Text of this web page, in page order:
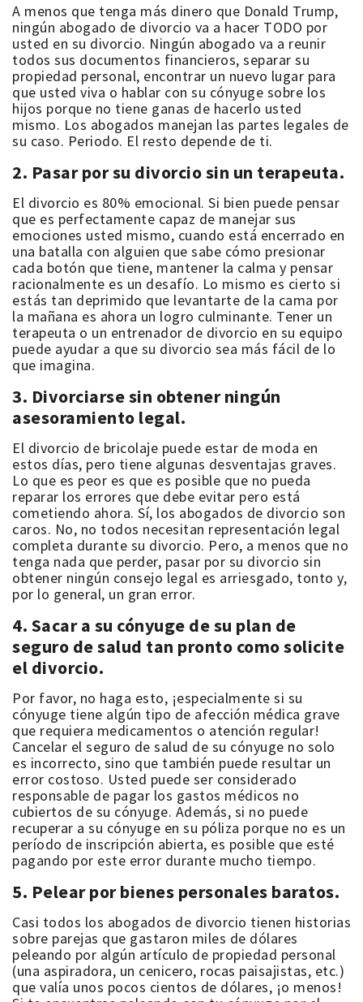
A menos que tenga más dinero que Donald Trump,
ningún abogado de divorcio va a hacer TODO por
usted en su divorcio. Ningún abogado va a reunir
todos sus documentos financieros, separar su
propiedad personal, encontrar un nuevo lugar para
que usted viva o hablar con su cónyuge sobre los
hijos porque no tiene ganas de hacerlo usted
mismo. Los abogados manejan las partes legales de
su caso. Periodo. El resto depende de ti.
2. Pasar por su divorcio sin un terapeuta.
El divorcio es 80% emocional. Si bien puede pensar
que es perfectamente capaz de manejar sus
emociones usted mismo, cuando está encerrado en
una batalla con alguien que sabe cómo presionar
cada botón que tiene, mantener la calma y pensar
racionalmente es un desafío. Lo mismo es cierto si
estás tan deprimido que levantarte de la cama por
la mañana es ahora un logro culminante. Tener un
terapeuta o un entrenador de divorcio en su equipo
puede ayudar a que su divorcio sea más fácil de lo
que imagina.
3. Divorciarse sin obtener ningún
asesoramiento legal.
El divorcio de bricolaje puede estar de moda en
estos días, pero tiene algunas desventajas graves.
Lo que es peor es que es posible que no pueda
reparar los errores que debe evitar pero está
cometiendo ahora. Sí, los abogados de divorcio son
caros. No, no todos necesitan representación legal
completa durante su divorcio. Pero, a menos que no
tenga nada que perder, pasar por su divorcio sin
obtener ningún consejo legal es arriesgado, tonto y,
por lo general, un gran error.
4. Sacar a su cónyuge de su plan de
seguro de salud tan pronto como solicite
el divorcio.
Por favor, no haga esto, ¡especialmente si su
cónyuge tiene algún tipo de afección médica grave
que requiera medicamentos o atención regular!
Cancelar el seguro de salud de su cónyuge no solo
es incorrecto, sino que también puede resultar un
error costoso. Usted puede ser considerado
responsable de pagar los gastos médicos no
cubiertos de su cónyuge. Además, si no puede
recuperar a su cónyuge en su póliza porque no es un
período de inscripción abierta, es posible que esté
pagando por este error durante mucho tiempo.
5. Pelear por bienes personales baratos.
Casi todos los abogados de divorcio tienen historias
sobre parejas que gastaron miles de dólares
peleando por algún artículo de propiedad personal
(una aspiradora, un cenicero, rocas paisajistas, etc.)
que valía unos pocos cientos de dólares, ¡o menos!